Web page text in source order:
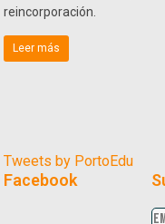
reincorporación.
Leer más
Tweets by PortoEdu
Facebook